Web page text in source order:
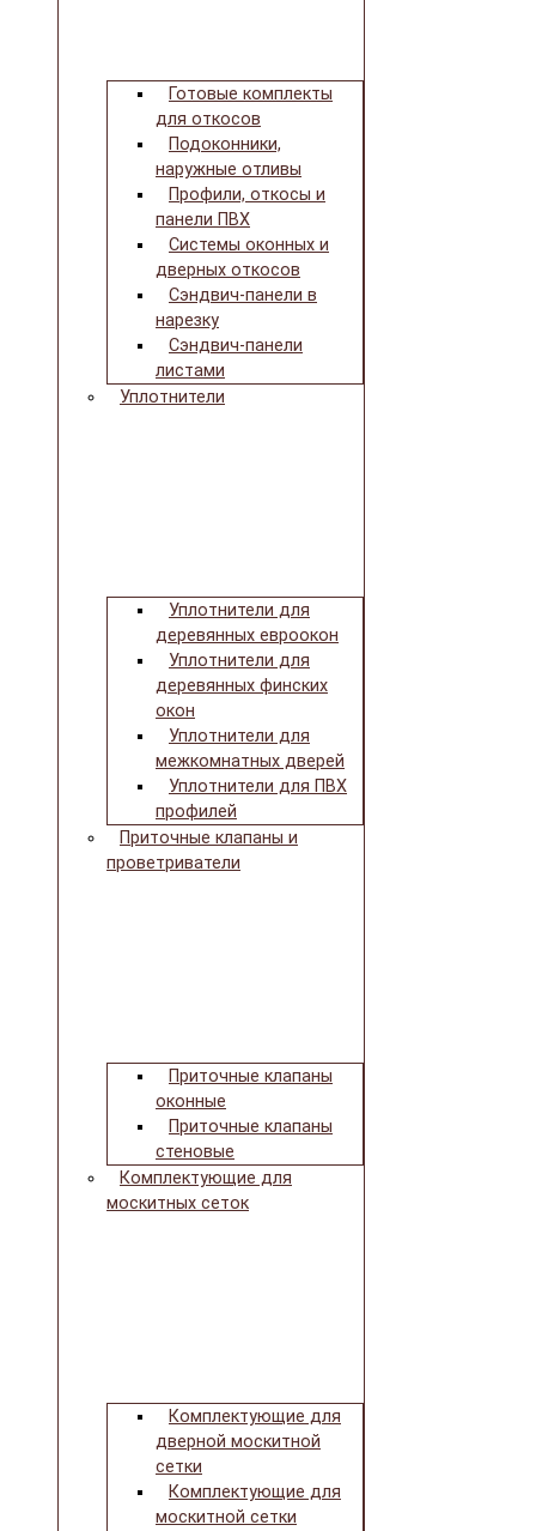
Готовые комплекты
для откосов
Подоконники,
наружные отливы
Профили, откосы и
панели ПВХ
Системы оконных и
дверных откосов
Сэндвич-панели в
нарезку
Сэндвич-панели
листами
Уплотнители
Уплотнители для
деревянных евроокон
Уплотнители для
деревянных финских
окон
Уплотнители для
межкомнатных дверей
Уплотнители для ПВХ
профилей
Приточные клапаны и
проветриватели
Приточные клапаны
оконные
Приточные клапаны
стеновые
Комплектующие для
москитных сеток
Комплектующие для
дверной москитной
сетки
Комплектующие для
москитной сетки